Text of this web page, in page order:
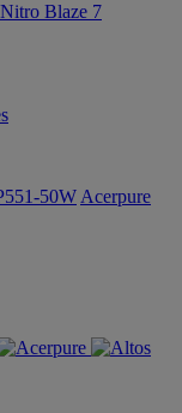
Blaze 7
50W Acerpure